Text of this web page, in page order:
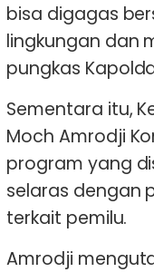
bisa digagas
lingkungan dan
pungkas
Sementara itu,
Moch Amrodji
program yang
selaras dengan
terkait pemilu.
Amrodji